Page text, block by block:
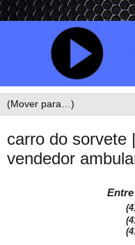
carro do sorvete
vendedor